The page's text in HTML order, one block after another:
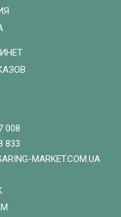
008
833
MARKET.COM.UA